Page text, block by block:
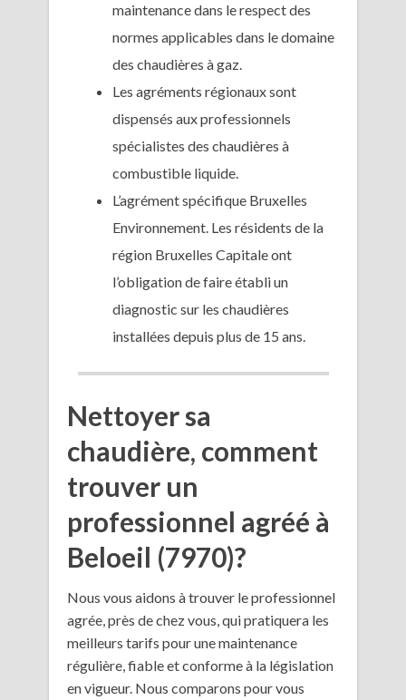
maintenance dans le respect des
normes applicables dans le domaine
des chaudières à gaz.
Les agréments régionaux sont
dispensés aux professionnels
spécialistes des chaudières à
combustible liquide.
L’agrément spécifique Bruxelles
Environnement. Les résidents de la
région Bruxelles Capitale ont
l’obligation de faire établi un
diagnostic sur les chaudières
installées depuis plus de 15 ans.
Nettoyer sa
chaudière, comment
trouver un
professionnel agréé à
Beloeil (7970)?
Nous vous aidons à trouver le professionnel
agrée, près de chez vous, qui pratiquera les
meilleurs tarifs pour une maintenance
régulière, fiable et conforme à la législation
en vigueur. Nous comparons pour vous